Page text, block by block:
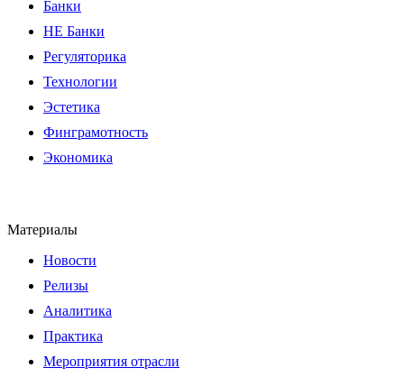
Банки
НЕ Банки
Регуляторика
Технологии
Эстетика
Финграмотность
Экономика
Материалы
Новости
Релизы
Аналитика
Практика
Мероприятия отрасли